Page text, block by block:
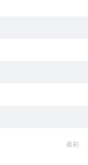
最初